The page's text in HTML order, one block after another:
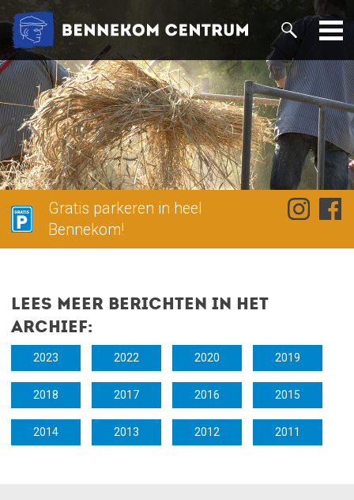
Gratis parkeren in heel
Bennekom!
Lees meer berichten in het
archief:
2023 2022 2020 2019
2018 2017 2016 2015
2014 2013 2012 2011